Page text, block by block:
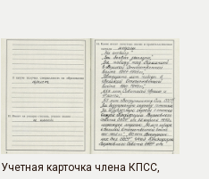
Учетная карточка члена КПСС,